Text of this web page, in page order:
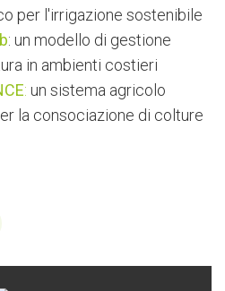
per l'irrigazione sostenibile
: un modello di gestione
in ambienti costieri
: un sistema agricolo
la consociazione di colture